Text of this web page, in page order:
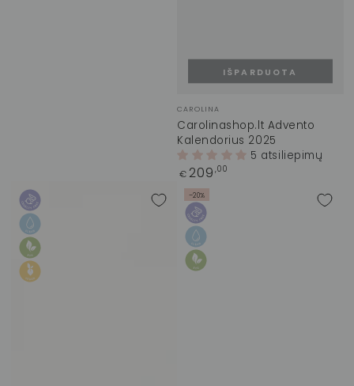
Prekinis
ženklas:
CAROLINA
Carolinashop.lt Advento
Kalendorius 2025
5 atsiliepimų
Įprasta
€ 209 ,00
IŠPARDUOTA
–20%